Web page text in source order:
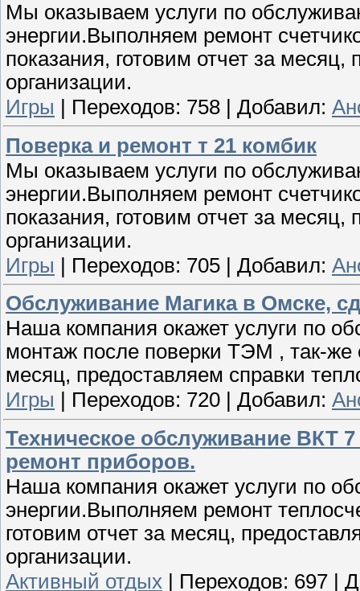
Мы оказываем услуги по
энергии.Выполняем ремонт
показания, готовим отчет за
организации.
Игры
Переходов: 758 Добавил:
Поверка и ремонт т 21 комбик
Мы оказываем услуги по
энергии.Выполняем ремонт
показания, готовим отчет за
организации.
Игры
Переходов: 705 Добавил:
Обслуживание Магика в Омске,
Наша компания окажет услуги по
монтаж после поверки ТЭМ , так-же
месяц, предоставляем справки
Игры
Переходов: 720 Добавил:
Техническое обслуживание ВКТ
ремонт приборов.
Наша компания окажет услуги по
энергии.Выполняем ремонт
готовим отчет за месяц,
организации.
Активный отдых
Переходов: 697